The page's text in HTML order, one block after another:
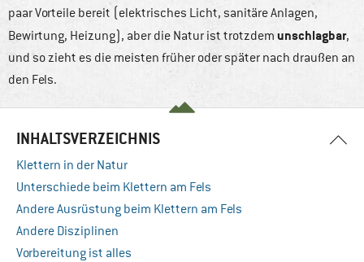
paar Vorteile bereit (elektrisches Licht, sanitäre Anlagen,
Bewirtung, Heizung), aber die Natur ist trotzdem unschlagbar,
und so zieht es die meisten früher oder später nach draußen an
den Fels.
INHALTSVERZEICHNIS
Klettern in der Natur
Unterschiede beim Klettern am Fels
Andere Ausrüstung beim Klettern am Fels
Andere Disziplinen
Vorbereitung ist alles